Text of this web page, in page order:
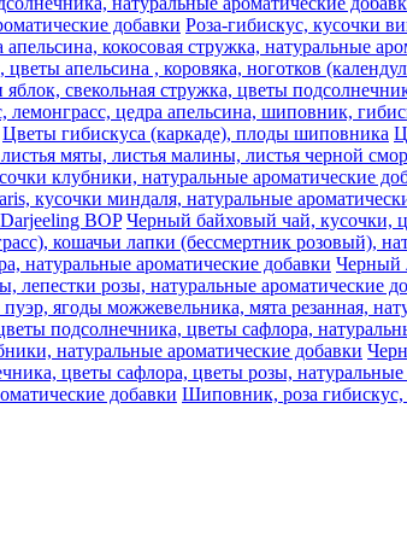
добавки Роза-гибискус, кусочки
кокосовая стружка, натуральные
апельсина , коровяка, ноготков
свекольная стружка, цветы
лемонграсc, цедра апельсина, шиповник,
Цветы гибискуса (каркаде), плоды шиповника
мяты, листья малины, листья черной
клубники, натуральные ароматические
кусочки миндаля, натуральные
BOP Черный байховый чай, кусочки,
кошачьи лапки (бессмертник розовый),
натуральные ароматические добавки Черный
розы, натуральные ароматические
ягоды можжевельника, мята резанная,
подсолнечника, цветы сафлора,
натуральные ароматические добавки
цветы сафлора, цветы розы, натуральные
добавки Шиповник, роза гибискус,